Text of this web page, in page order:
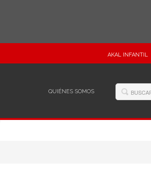
AKAL INFANTIL
QUIÉNES SOMOS